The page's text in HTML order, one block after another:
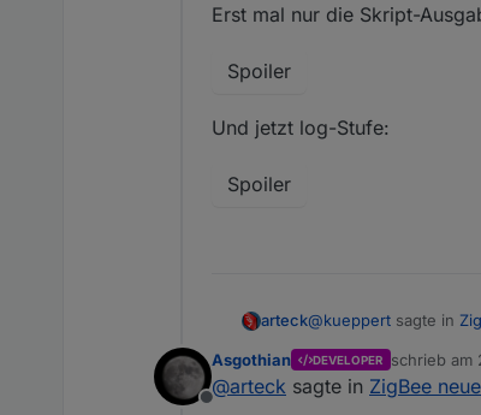
Erst mal nur die Skript-
Spoiler
Und jetzt log-Stufe:
Spoiler
arteck@kueppert sagte in
Publish
Asgothian DEVELOPER schrieb am
zuletzt
@arteck sagte in ZigBee